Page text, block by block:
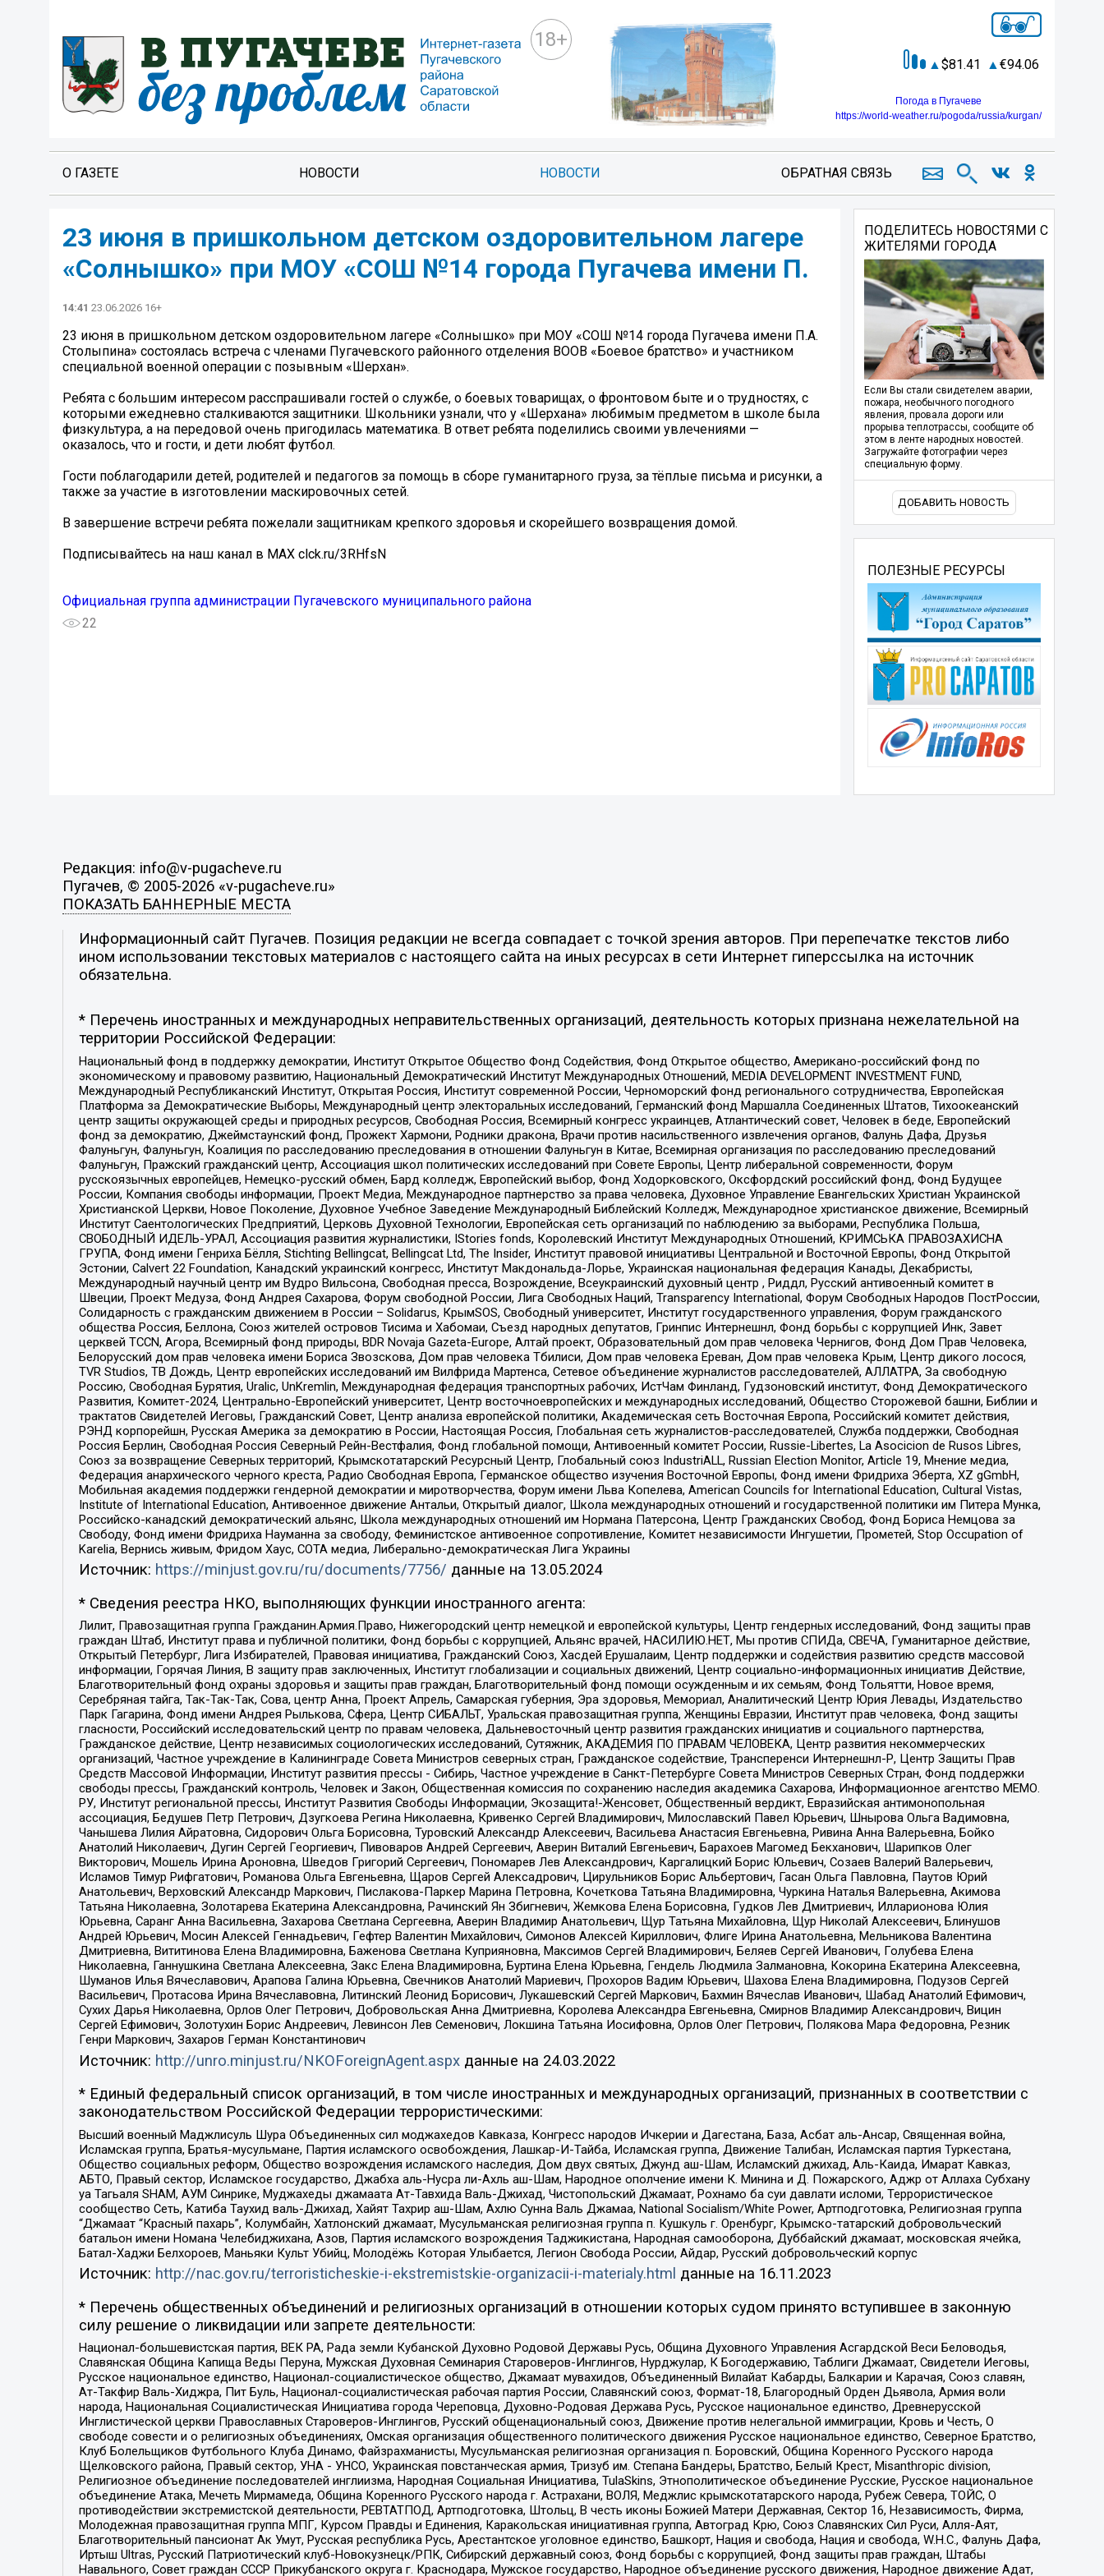
18+
81.41 94.06
Погода в Пугачеве
https://world-weather.ru/pogoda/russia/kurgan/
О ГАЗЕТЕ НОВОСТИ НОВОСТИ ОБРАТНАЯ СВЯЗЬ
23 июня в пришкольном детском оздоровительном лагере
«Солнышко» при МОУ «СОШ №14 города Пугачева имени П.
14:41 23.06.2026 16+
23 июня в пришкольном детском оздоровительном лагере «Солнышко» при МОУ «СОШ №14 города Пугачева имени П.А.
Столыпина» состоялась встреча с членами Пугачевского районного отделения ВООВ «Боевое братство» и участником
специальной военной операции с позывным «Шерхан».
Ребята с большим интересом расспрашивали гостей о службе, о боевых товарищах, о фронтовом быте и о трудностях, с
которыми ежедневно сталкиваются защитники. Школьники узнали, что у «Шерхана» любимым предметом в школе была
физкультура, а на передовой очень пригодилась математика. В ответ ребята поделились своими увлечениями —
оказалось, что и гости, и дети любят футбол.
Гости поблагодарили детей, родителей и педагогов за помощь в сборе гуманитарного груза, за тёплые письма и рисунки, а
также за участие в изготовлении маскировочных сетей.
В завершение встречи ребята пожелали защитникам крепкого здоровья и скорейшего возвращения домой.
Подписывайтесь на наш канал в MAX clck.ru/3RHfsN
Официальная группа администрации Пугачевского муниципального района
22
ПОДЕЛИТЕСЬ НОВОСТЯМИ С
ЖИТЕЛЯМИ ГОРОДА
Если Вы стали свидетелем аварии,
пожара, необычного погодного
явления, провала дороги или
прорыва теплотрассы, сообщите об
этом в ленте народных новостей.
Загружайте фотографии через
специальную форму.
ДОБАВИТЬ НОВОСТЬ
ПОЛЕЗНЫЕ РЕСУРСЫ
Редакция: info@v-pugacheve.ru
Пугачев, © 2005-2026 «v-pugacheve.ru»
ПОКАЗАТЬ БАННЕРНЫЕ МЕСТА
Информационный сайт Пугачев. Позиция редакции не всегда совпадает с точкой зрения авторов. При перепечатке текстов либо
ином использовании текстовых материалов с настоящего сайта на иных ресурсах в сети Интернет гиперссылка на источник
обязательна.
* Перечень иностранных и международных неправительственных организаций, деятельность которых признана нежелательной на
территории Российской Федерации:
Национальный фонд в поддержку демократии, Институт Открытое Общество Фонд Содействия, Фонд Открытое общество, Американо-российский фонд по
экономическому и правовому развитию, Национальный Демократический Институт Международных Отношений, MEDIA DEVELOPMENT INVESTMENT FUND,
Международный Республиканский Институт, Открытая Россия, Институт современной России, Черноморский фонд регионального сотрудничества, Европейская
Платформа за Демократические Выборы, Международный центр электоральных исследований, Германский фонд Маршалла Соединенных Штатов, Тихоокеанский
центр защиты окружающей среды и природных ресурсов, Свободная Россия, Всемирный конгресс украинцев, Атлантический совет, Человек в беде, Европейский
фонд за демократию, Джеймстаунский фонд, Прожект Хармони, Родники дракона, Врачи против насильственного извлечения органов, Фалунь Дафа, Друзья
Фалуньгун, Фалуньгун, Коалиция по расследованию преследования в отношении Фалуньгун в Китае, Всемирная организация по расследованию преследований
Фалуньгун, Пражский гражданский центр, Ассоциация школ политических исследований при Совете Европы, Центр либеральной современности, Форум
русскоязычных европейцев, Немецко-русский обмен, Бард колледж, Европейский выбор, Фонд Ходорковского, Оксфордский российский фонд, Фонд Будущее
России, Компания свободы информации, Проект Медиа, Международное партнерство за права человека, Духовное Управление Евангельских Христиан Украинской
Христианской Церкви, Новое Поколение, Духовное Учебное Заведение Международный Библейский Колледж, Международное христианское движение, Всемирный
Институт Саентологических Предприятий, Церковь Духовной Технологии, Европейская сеть организаций по наблюдению за выборами, Республика Польша,
СВОБОДНЫЙ ИДЕЛЬ-УРАЛ, Ассоциация развития журналистики, IStories fonds, Королевский Институт Международных Отношений, КРИМСЬКА ПРАВОЗАХИСНА
ГРУПА, Фонд имени Генриха Бёлля, Stichting Bellingcat, Bellingcat Ltd, The Insider, Институт правовой инициативы Центральной и Восточной Европы, Фонд Открытой
Эстонии, Calvert 22 Foundation, Канадский украинский конгресс, Институт Макдональда-Лорье, Украинская национальная федерация Канады, Декабристы,
Международный научный центр им Вудро Вильсона, Свободная пресса, Возрождение, Всеукраинский духовный центр , Риддл, Русский антивоенный комитет в
Швеции, Проект Медуза, Фонд Андрея Сахарова, Форум свободной России, Лига Свободных Наций, Transparеncy International, Форум Свободных Народов ПостРоссии,
Солидарность с гражданским движением в России – Solidarus, КрымSOS, Свободный университет, Институт государственного управления, Форум гражданского
общества Россия, Беллона, Союз жителей островов Тисима и Хабомаи, Съезд народных депутатов, Гринпис Интернешнл, Фонд борьбы с коррупцией Инк, Завет
церквей TCCN, Агора, Всемирный фонд природы, BDR Novaja Gazeta-Europe, Алтай проект, Образовательный дом прав человека Чернигов, Фонд Дом Прав Человека,
Белорусский дом прав человека имени Бориса Звозскова, Дом прав человека Тбилиси, Дом прав человека Ереван, Дом прав человека Крым, Центр дикого лосося,
TVR Studios, ТВ Дождь, Центр европейских исследований им Вилфрида Мартенса, Сетевое объединение журналистов расследователей, АЛЛАТРА, За свободную
Россию, Свободная Бурятия, Uralic, UnKremlin, Международная федерация транспортных рабочих, ИстЧам Финланд, Гудзоновский институт, Фонд Демократического
Развития, Комитет-2024, Центрально-Европейский университет, Центр восточноевропейских и международных исследований, Общество Сторожевой башни, Библии и
трактатов Свидетелей Иеговы, Гражданский Совет, Центр анализа европейской политики, Академическая сеть Восточная Европа, Российский комитет действия,
РЭНД корпорейшн, Русская Америка за демократию в России, Настоящая Россия, Глобальная сеть журналистов-расследователей, Служба поддержки, Свободная
Россия Берлин, Свободная Россия Северный Рейн-Вестфалия, Фонд глобальной помощи, Антивоенный комитет России, Russie-Libertes, La Asocicion de Rusos Libres,
Союз за возвращение Северных территорий, Крымскотатарский Ресурсный Центр, Глобальный союз IndustriALL, Russian Election Monitor, Article 19, Мнение медиа,
Федерация анархического черного креста, Радио Свободная Европа, Германское общество изучения Восточной Европы, Фонд имени Фридриха Эберта, XZ gGmbH,
Мобильная академия поддержки гендерной демократии и миротворчества, Форум имени Льва Копелева, American Councils for International Education, Cultural Vistas,
Institute of International Education, Антивоенное движение Антальи, Открытый диалог, Школа международных отношений и государственной политики им Питера Мунка,
Российско-канадский демократический альянс, Школа международных отношений им Нормана Патерсона, Центр Гражданских Свобод, Фонд Бориса Немцова за
Свободу, Фонд имени Фридриха Науманна за свободу, Феминистское антивоенное сопротивление, Комитет независимости Ингушетии, Прометей, Stop Occupation of
Karelia, Вернись живым, Фридом Хаус, СОТА медиа, Либерально-демократическая Лига Украины
Источник: https://minjust.gov.ru/ru/documents/7756/ данные на 13.05.2024
* Сведения реестра НКО, выполняющих функции иностранного агента:
Лилит, Правозащитная группа Гражданин.Армия.Право, Нижегородский центр немецкой и европейской культуры, Центр гендерных исследований, Фонд защиты прав
граждан Штаб, Институт права и публичной политики, Фонд борьбы с коррупцией, Альянс врачей, НАСИЛИЮ.НЕТ, Мы против СПИДа, СВЕЧА, Гуманитарное действие,
Открытый Петербург, Лига Избирателей, Правовая инициатива, Гражданский Союз, Хасдей Ерушалаим, Центр поддержки и содействия развитию средств массовой
информации, Горячая Линия, В защиту прав заключенных, Институт глобализации и социальных движений, Центр социально-информационных инициатив Действие,
Благотворительный фонд охраны здоровья и защиты прав граждан, Благотворительный фонд помощи осужденным и их семьям, Фонд Тольятти, Новое время,
Серебряная тайга, Так-Так-Так, Сова, центр Анна, Проект Апрель, Самарская губерния, Эра здоровья, Мемориал, Аналитический Центр Юрия Левады, Издательство
Парк Гагарина, Фонд имени Андрея Рылькова, Сфера, Центр СИБАЛЬТ, Уральская правозащитная группа, Женщины Евразии, Институт прав человека, Фонд защиты
гласности, Российский исследовательский центр по правам человека, Дальневосточный центр развития гражданских инициатив и социального партнерства,
Гражданское действие, Центр независимых социологических исследований, Сутяжник, АКАДЕМИЯ ПО ПРАВАМ ЧЕЛОВЕКА, Центр развития некоммерческих
организаций, Частное учреждение в Калининграде Совета Министров северных стран, Гражданское содействие, Трансперенси Интернешнл-Р, Центр Защиты Прав
Средств Массовой Информации, Институт развития прессы - Сибирь, Частное учреждение в Санкт-Петербурге Совета Министров Северных Стран, Фонд поддержки
свободы прессы, Гражданский контроль, Человек и Закон, Общественная комиссия по сохранению наследия академика Сахарова, Информационное агентство МЕМО.
РУ, Институт региональной прессы, Институт Развития Свободы Информации, Экозащита!-Женсовет, Общественный вердикт, Евразийская антимонопольная
ассоциация, Бедушев Петр Петрович, Дзугкоева Регина Николаевна, Кривенко Сергей Владимирович, Милославский Павел Юрьевич, Шнырова Ольга Вадимовна,
Чанышева Лилия Айратовна, Сидорович Ольга Борисовна, Туровский Александр Алексеевич, Васильева Анастасия Евгеньевна, Ривина Анна Валерьевна, Бойко
Анатолий Николаевич, Дугин Сергей Георгиевич, Пивоваров Андрей Сергеевич, Аверин Виталий Евгеньевич, Барахоев Магомед Бекханович, Шарипков Олег
Викторович, Мошель Ирина Ароновна, Шведов Григорий Сергеевич, Пономарев Лев Александрович, Каргалицкий Борис Юльевич, Созаев Валерий Валерьевич,
Исламов Тимур Рифгатович, Романова Ольга Евгеньевна, Щаров Сергей Алексадрович, Цирульников Борис Альбертович, Гасан Ольга Павловна, Паутов Юрий
Анатольевич, Верховский Александр Маркович, Пислакова-Паркер Марина Петровна, Кочеткова Татьяна Владимировна, Чуркина Наталья Валерьевна, Акимова
Татьяна Николаевна, Золотарева Екатерина Александровна, Рачинский Ян Збигневич, Жемкова Елена Борисовна, Гудков Лев Дмитриевич, Илларионова Юлия
Юрьевна, Саранг Анна Васильевна, Захарова Светлана Сергеевна, Аверин Владимир Анатольевич, Щур Татьяна Михайловна, Щур Николай Алексеевич, Блинушов
Андрей Юрьевич, Мосин Алексей Геннадьевич, Гефтер Валентин Михайлович, Симонов Алексей Кириллович, Флиге Ирина Анатольевна, Мельникова Валентина
Дмитриевна, Вититинова Елена Владимировна, Баженова Светлана Куприяновна, Максимов Сергей Владимирович, Беляев Сергей Иванович, Голубева Елена
Николаевна, Ганнушкина Светлана Алексеевна, Закс Елена Владимировна, Буртина Елена Юрьевна, Гендель Людмила Залмановна, Кокорина Екатерина Алексеевна,
Шуманов Илья Вячеславович, Арапова Галина Юрьевна, Свечников Анатолий Мариевич, Прохоров Вадим Юрьевич, Шахова Елена Владимировна, Подузов Сергей
Васильевич, Протасова Ирина Вячеславовна, Литинский Леонид Борисович, Лукашевский Сергей Маркович, Бахмин Вячеслав Иванович, Шабад Анатолий Ефимович,
Сухих Дарья Николаевна, Орлов Олег Петрович, Добровольская Анна Дмитриевна, Королева Александра Евгеньевна, Смирнов Владимир Александрович, Вицин
Сергей Ефимович, Золотухин Борис Андреевич, Левинсон Лев Семенович, Локшина Татьяна Иосифовна, Орлов Олег Петрович, Полякова Мара Федоровна, Резник
Генри Маркович, Захаров Герман Константинович
Источник: http://unro.minjust.ru/NKOForeignAgent.aspxданные на 24.03.2022
* Единый федеральный список организаций, в том числе иностранных и международных организаций, признанных в соответствии с
законодательством Российской Федерации террористическими:
Высший военный Маджлисуль Шура Объединенных сил моджахедов Кавказа, Конгресс народов Ичкерии и Дагестана, База, Асбат аль-Ансар, Священная война,
Исламская группа, Братья-мусульмане, Партия исламского освобождения, Лашкар-И-Тайба, Исламская группа, Движение Талибан, Исламская партия Туркестана,
Общество социальных реформ, Общество возрождения исламского наследия, Дом двух святых, Джунд аш-Шам, Исламский джихад, Аль-Каида, Имарат Кавказ,
АБТО, Правый сектор, Исламское государство, Джабха аль-Нусра ли-Ахль аш-Шам, Народное ополчение имени К. Минина и Д. Пожарского, Аджр от Аллаха Субхану
уа Тагьаля SHAM, АУМ Синрике, Муджахеды джамаата Ат-Тавхида Валь-Джихад, Чистопольский Джамаат, Рохнамо ба суи давлати исломи, Террористическое
сообщество Сеть, Катиба Таухид валь-Джихад, Хайят Тахрир аш-Шам, Ахлю Сунна Валь Джамаа, National Socialism/White Power, Артподготовка, Религиозная группа
“Джамаат “Красный пахарь”, Колумбайн, Хатлонский джамаат, Мусульманская религиозная группа п. Кушкуль г. Оренбург, Крымско-татарский добровольческий
батальон имени Номана Челебиджихана, Азов, Партия исламского возрождения Таджикистана, Народная самооборона, Дуббайский джамаат, московская ячейка,
Батал-Хаджи Белхороев, Маньяки Культ Убийц, Молодёжь Которая Улыбается, Легион Свобода России, Айдар, Русский добровольческий корпус
Источник: http://nac.gov.ru/terroristicheskie-i-ekstremistskie-organizacii-i-materialy.html данные на 16.11.2023
* Перечень общественных объединений и религиозных организаций в отношении которых судом принято вступившее в законную
силу решение о ликвидации или запрете деятельности:
Национал-большевистская партия, ВЕК РА, Рада земли Кубанской Духовно Родовой Державы Русь, Община Духовного Управления Асгардской Веси Беловодья,
Славянская Община Капища Веды Перуна, Мужская Духовная Семинария Староверов-Инглингов, Нурджулар, К Богодержавию, Таблиги Джамаат, Свидетели Иеговы,
Русское национальное единство, Национал-социалистическое общество, Джамаат мувахидов, Объединенный Вилайат Кабарды, Балкарии и Карачая, Союз славян,
Ат-Такфир Валь-Хиджра, Пит Буль, Национал-социалистическая рабочая партия России, Славянский союз, Формат-18, Благородный Орден Дьявола, Армия воли
народа, Национальная Социалистическая Инициатива города Череповца, Духовно-Родовая Держава Русь, Русское национальное единство, Древнерусской
Инглистической церкви Православных Староверов-Инглингов, Русский общенациональный союз, Движение против нелегальной иммиграции, Кровь и Честь, О
свободе совести и о религиозных объединениях, Омская организация общественного политического движения Русское национальное единство, Северное Братство,
Клуб Болельщиков Футбольного Клуба Динамо, Файзрахманисты, Мусульманская религиозная организация п. Боровский, Община Коренного Русского народа
Щелковского района, Правый сектор, УНА - УНСО, Украинская повстанческая армия, Тризуб им. Степана Бандеры, Братство, Белый Крест, Misanthropic division,
Религиозное объединение последователей инглиизма, Народная Социальная Инициатива, TulaSkins, Этнополитическое объединение Русские, Русское национальное
объединение Атака, Мечеть Мирмамеда, Община Коренного Русского народа г. Астрахани, ВОЛЯ, Меджлис крымскотатарского народа, Рубеж Севера, ТОЙС, О
противодействии экстремистской деятельности, РЕВТАТПОД, Артподготовка, Штольц, В честь иконы Божией Матери Державная, Сектор 16, Независимость, Фирма,
Молодежная правозащитная группа МПГ, Курсом Правды и Единения, Каракольская инициативная группа, Автоград Крю, Союз Славянских Сил Руси, Алля-Аят,
Благотворительный пансионат Ак Умут, Русская республика Русь, Арестантское уголовное единство, Башкорт, Нация и свобода, Нация и свобода, W.H.С., Фалунь Дафа,
Иртыш Ultras, Русский Патриотический клуб-Новокузнецк/РПК, Сибирский державный союз, Фонд борьбы с коррупцией, Фонд защиты прав граждан, Штабы
Навального, Совет граждан СССР Прикубанского округа г. Краснодара, Мужское государство, Народное объединение русского движения, Народное движение Адат,